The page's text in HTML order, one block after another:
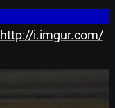
http://i.imgur.com/